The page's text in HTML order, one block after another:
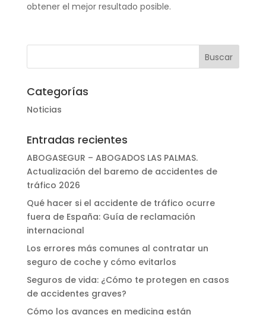
obtener el mejor resultado posible.
Categorías
Noticias
Entradas recientes
ABOGASEGUR – ABOGADOS LAS PALMAS.
Actualización del baremo de accidentes de
tráfico 2026
Qué hacer si el accidente de tráfico ocurre
fuera de España: Guía de reclamación
internacional
Los errores más comunes al contratar un
seguro de coche y cómo evitarlos
Seguros de vida: ¿Cómo te protegen en casos
de accidentes graves?
Cómo los avances en medicina están